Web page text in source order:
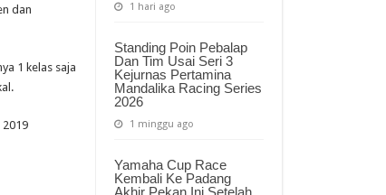
1 hari ago
Standing Poin Pebalap
Dan Tim Usai Seri 3
Kejurnas Pertamina
Mandalika Racing Series
2026
1 minggu ago
Yamaha Cup Race
Kembali Ke Padang
dan
1 kelas saja
2019